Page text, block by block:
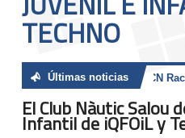
TECHNO
Últimas noticias
El Club Nàutic Salou
Infantil de iQFOiL y